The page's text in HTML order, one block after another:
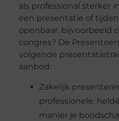
als professional sterker
een presentatie of
openbaar, bijvoorbeeld
congres? De
volgende
aanbod:
Zakelijk
professionele,
manier je